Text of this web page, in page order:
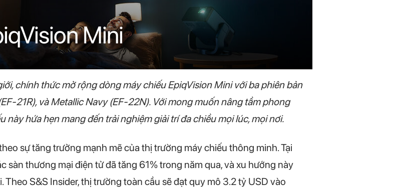
Mini
chính thức mở rộng dòng máy chiếu EpiqVision Mini với ba phiên bản
21R), và Metallic Navy (EF-22N). Với mong muốn nâng tầm phong
hứa hẹn mang đến trải nghiệm giải trí đa chiều mọi lúc, mọi nơi.
sự tăng trưởng mạnh mẽ của thị trường máy chiếu thông minh. Tại
sàn thương mại điện tử đã tăng 61% trong năm qua, và xu hướng này
S&S Insider, thị trường toàn cầu sẽ đạt quy mô 3.2 tỷ USD vào